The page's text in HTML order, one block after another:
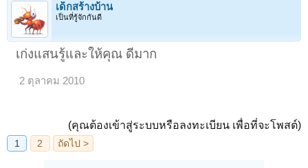
เด็กสร้างบ้าน
เป็นที่รู้จักกันดี
เก่งแสนรู้และให้คุณ ดีมาก
2 ตุลาคม 2010
(คุณต้องเข้าสู่ระบบหรือลงทะเบียน เพื่อที่จะโพสต์)